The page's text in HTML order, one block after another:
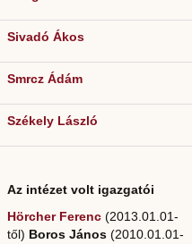
Sivadó Ákos
Smrcz Ádám
Székely László
Az intézet volt igazgatói
Hörcher Ferenc (2013.01.01-
től) Boros János (2010.01.01-